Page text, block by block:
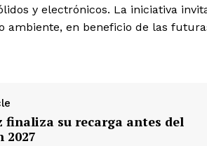
y electrónicos. La iniciativa
ambiente, en beneficio de las
finaliza su recarga antes del
2027